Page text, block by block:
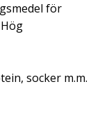
för
socker m.m.